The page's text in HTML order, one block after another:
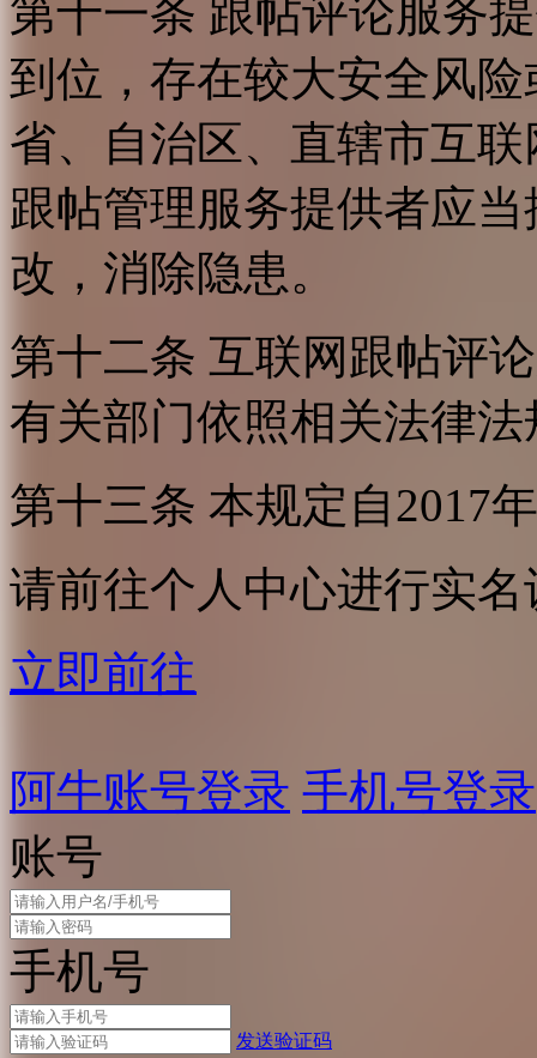
第十一条 跟帖评论服务
到位，存在较大安全风
省、自治区、直辖市互
跟帖管理服务提供者应
改，消除隐患。
第十二条 互联网跟帖评
有关部门依照相关法律
第十三条 本规定自2017
请前往个人中心进行实名
立即前往
阿牛账号登录 手机号登录
账号
手机号
发送验证码